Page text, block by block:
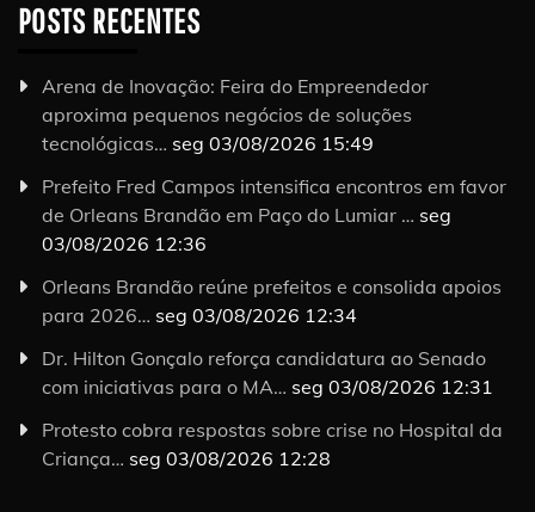
POSTS RECENTES
Arena de Inovação: Feira do Empreendedor
aproxima pequenos negócios de soluções
tecnológicas… seg 03/08/2026 15:49
Prefeito Fred Campos intensifica encontros em favor
de Orleans Brandão em Paço do Lumiar … seg
03/08/2026 12:36
Orleans Brandão reúne prefeitos e consolida apoios
para 2026… seg 03/08/2026 12:34
Dr. Hilton Gonçalo reforça candidatura ao Senado
com iniciativas para o MA… seg 03/08/2026 12:31
Protesto cobra respostas sobre crise no Hospital da
Criança… seg 03/08/2026 12:28